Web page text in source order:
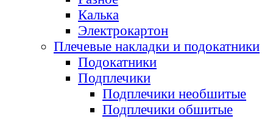
Калька
Электрокартон
Плечевые накладки и подокатники
Подокатники
Подплечики
Подплечики необшитые
Подплечики обшитые